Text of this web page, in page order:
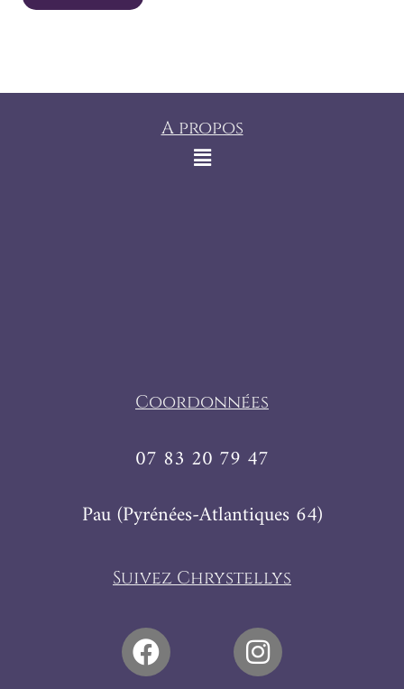
A propos
Coordonnées
07 83 20 79 47
Pau (Pyrénées-Atlantiques 64)
Suivez Chrystellys